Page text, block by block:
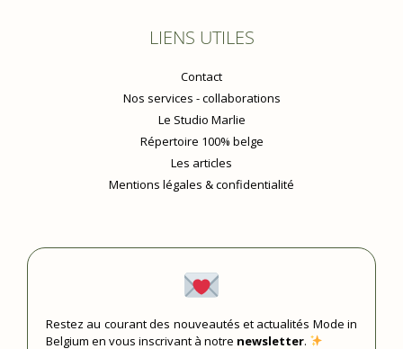
LIENS UTILES
Contact
Nos services - collaborations
Le Studio Marlie
Répertoire 100% belge
Les articles
Mentions légales & confidentialité
Restez au courant des nouveautés et actualités Mode in
Belgium en vous inscrivant à notre newsletter.